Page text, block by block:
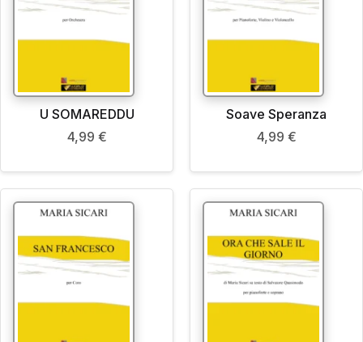
U SOMAREDDU
4,99 €
Soave Speranza
4,99 €